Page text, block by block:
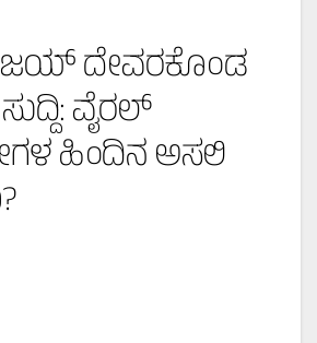
ದೇವರಕೊಂಡ
ವೈರಲ್
ಹಿಂದಿನ ಅಸಲಿ